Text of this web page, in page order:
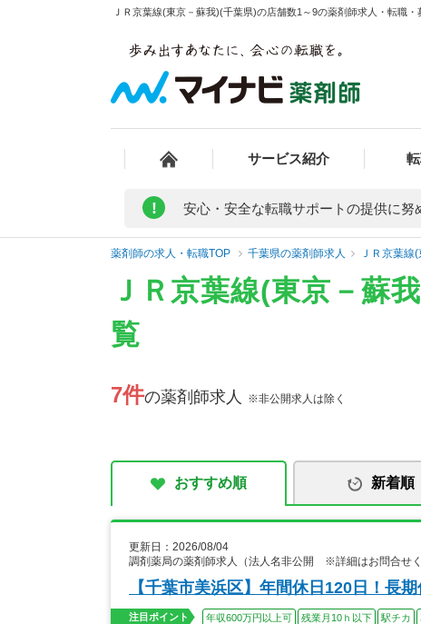
ＪＲ京葉線(東京－蘇我)(千葉県)の店舗数1～9の薬剤師求人・転職
サービス紹介
! 安心・安全な転職サポートの提供に努
薬剤師の求人・転職TOP 千葉県の薬剤師求人 ＪＲ京葉線
ＪＲ京葉線(東京－蘇
覧
7件の薬剤師求人 ※非公開求人は除く
おすすめ順 新着順
更新日：2026/08/04
調剤薬局の薬剤師求人（法人名非公開 ※詳細はお問合せく
【千葉市美浜区】年間休日120日！長
注目ポイント 年収600万円以上可 残業月10ｈ以下 駅チカ